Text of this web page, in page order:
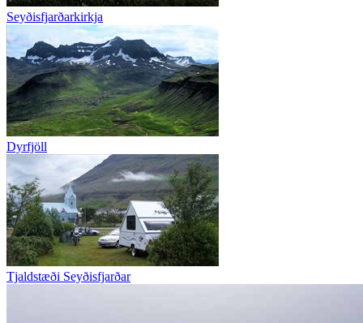
Seyðisfjarðarkirkja
Dyrfjöll
Tjaldstæði Seyðisfjarðar